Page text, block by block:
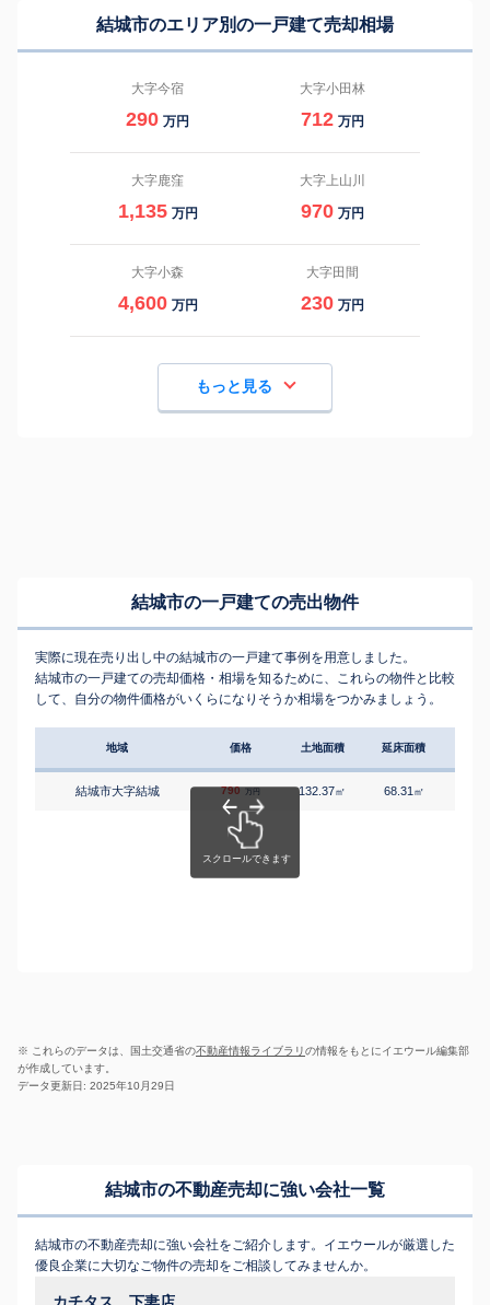
結城市のエリア別の一戸建て売却相場
大字今宿
290 万円
大字小田林
712 万円
大字鹿窪
1,135 万円
大字上山川
970 万円
大字小森
4,600 万円
大字田間
230 万円
もっと見る
結城市の一戸建ての売出物件
実際に現在売り出し中の結城市の一戸建て事例を用意しました。
結城市の一戸建ての売却価格・相場を知るために、これらの物件と比較
して、自分の物件価格がいくらになりそうか相場をつかみましょう。
地域 価格 土地面積 延床面積
結城市大字結城 790 万円 132.37㎡ 68.31 ㎡
※ これらのデータは、国土交通省の不動産情報ライブラリの情報をもとにイエウール編集部
が作成しています。
データ更新日: 2025年10月29日
結城市の不動産売却に強い会社一覧
結城市の不動産売却に強い会社をご紹介します。イエウールが厳選した
優良企業に大切なご物件の売却をご相談してみませんか。
カチタス 下妻店